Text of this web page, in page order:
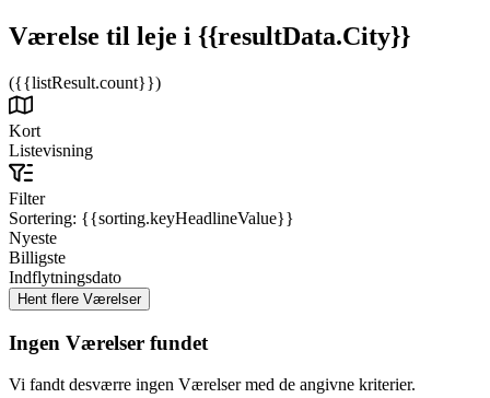
Værelse til leje i {{resultData.City}}
({{listResult.count}})
Kort
Listevisning
Filter
Sortering: {{sorting.keyHeadlineValue}}
Nyeste
Billigste
Indflytningsdato
Ingen Værelser fundet
Vi fandt desværre ingen Værelser med de angivne kriterier.